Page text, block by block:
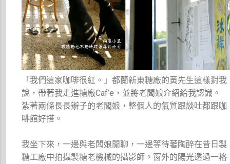
「我們這家咖啡很紅。」都蘭新東糖廠的黃先生這樣對我
說，帶著我走進糖廠Caf’e，並將老闆娘介紹給我認識。
紮著兩條長長辮子的老闆娘，整個人的氣質跟談吐都跟咖
啡館好搭。
我坐下來，一邊與老闆娘閒聊，一邊等待著陶醉在昔日製
糖工廠中拍攝製糖老機械的攝影師。窗外的陽光透過一格